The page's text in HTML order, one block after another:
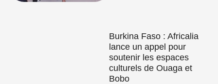
Burkina Faso : Africalia
lance un appel pour
soutenir les espaces
culturels de Ouaga et
Bobo